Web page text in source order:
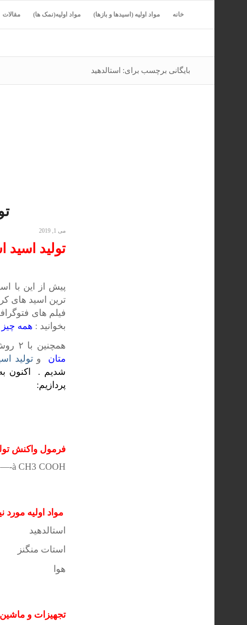
خانه مواد اولیه (اسیدها و بازها) مواد اولیه(نمک ها) مقالات
بایگانی برچسب برای: استالدهید
می 1, 2019
تولید اسید
پیش از این با
ترین اسید های
فیلم های
بخوانید : همه چیز
همچنین با ۲ روش تولید اسید استیک که
متان وتولید
شدیم . اکنون
پردازیم:
فرمول واکنش
à CH3 COOH
مواد اولیه
استالدهید ۱۱۰۰
استات منگنز ۳٫۳
هوا ۲۳۳ متر
تجهیزات و